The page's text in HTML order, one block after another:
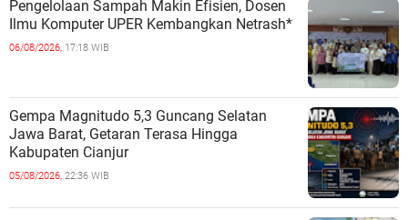
Pengelolaan Sampah Makin Efisien, Dosen
Ilmu Komputer UPER Kembangkan Netrash*
06/08/2026, 17:18 WIB
Gempa Magnitudo 5,3 Guncang Selatan
Jawa Barat, Getaran Terasa Hingga
Kabupaten Cianjur
05/08/2026, 22:36 WIB